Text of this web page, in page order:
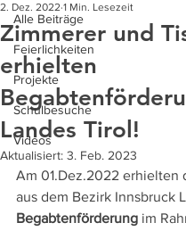
Alle Beiträge
Feierlichkeiten
Projekte
Schulbesuche
Videos
Zimmerer und
erhielten
Landes Tirol!
2. Dez. 2022 1 Min. Lesezeit
Aktualisiert: 3. Feb. 2023
Am 01.Dez.2022 erhielten
aus dem Bezirk Innsbruck
Begabtenförderung im